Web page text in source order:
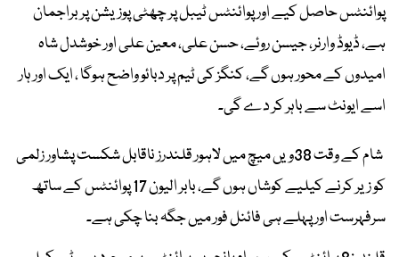
پوائنٹس حاصل کیے اور پوائنٹس ٹیبل پر چھٹی پوزیشن پر براجمان
ہے، ڈیوڈ وارنر، جیسن روئے، حسن علی، معین علی اور خوشدل شاہ
امیدوں کے محور ہوں گے، کنگز کی ٹیم پر دبائو واضح ہوگا ، ایک اور ہار
اسے ایونٹ سے باہر کر دے گی۔
شام کے وقت 38ویں میچ میں لاہور قلندرز ناقابل شکست پشاور زلمی
کو زیر کرنے کیلیے کوشاں ہوں گے، بابر الیون 17 پوائنٹس کے ساتھ
سرفہرست اور پہلے ہی فائنل فور میں جگہ بنا چکی ہے۔